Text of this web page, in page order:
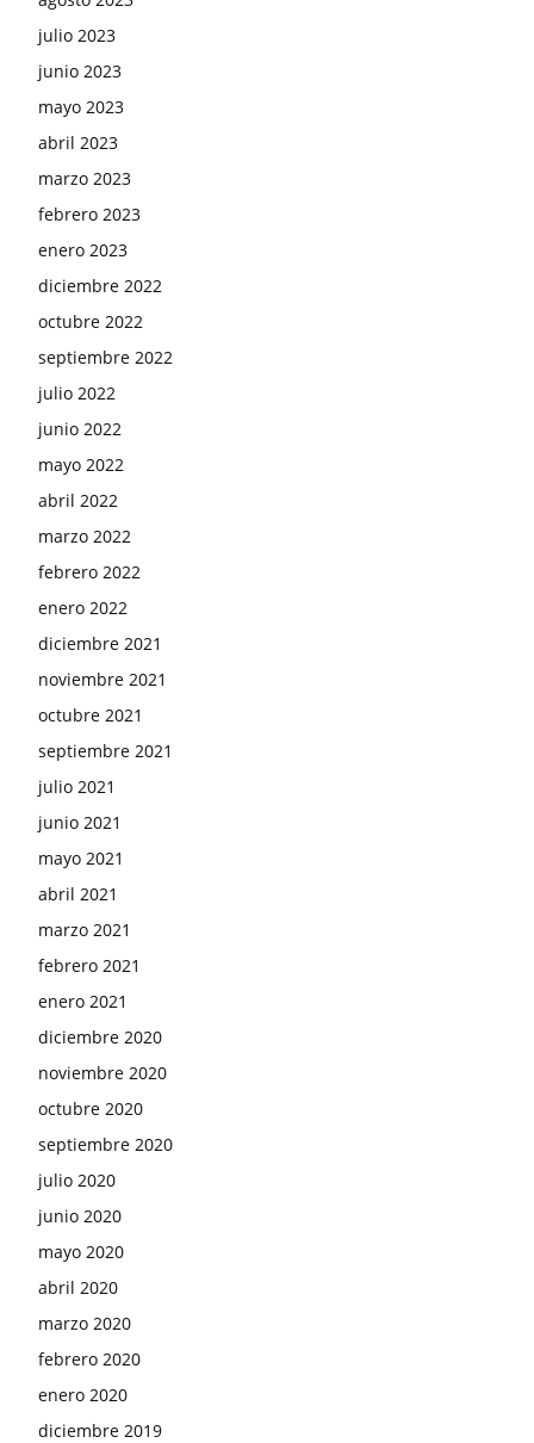
julio 2023
junio 2023
mayo 2023
abril 2023
marzo 2023
febrero 2023
enero 2023
diciembre 2022
octubre 2022
septiembre 2022
julio 2022
junio 2022
mayo 2022
abril 2022
marzo 2022
febrero 2022
enero 2022
diciembre 2021
noviembre 2021
octubre 2021
septiembre 2021
julio 2021
junio 2021
mayo 2021
abril 2021
marzo 2021
febrero 2021
enero 2021
diciembre 2020
noviembre 2020
octubre 2020
septiembre 2020
julio 2020
junio 2020
mayo 2020
abril 2020
marzo 2020
febrero 2020
enero 2020
diciembre 2019